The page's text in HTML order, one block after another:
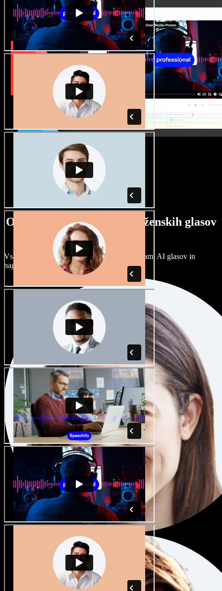
Ogromna izbira moških in ženskih glasov
ter naglasov
Vsak projekt je unikaten. Izbirajte med stotinami AI glasov in
naglasov ter jih prilagodite po svoje.